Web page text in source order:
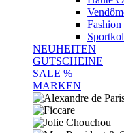
Fashion
NEUHEITEN
GUTSCHEINE
SALE %
MARKEN